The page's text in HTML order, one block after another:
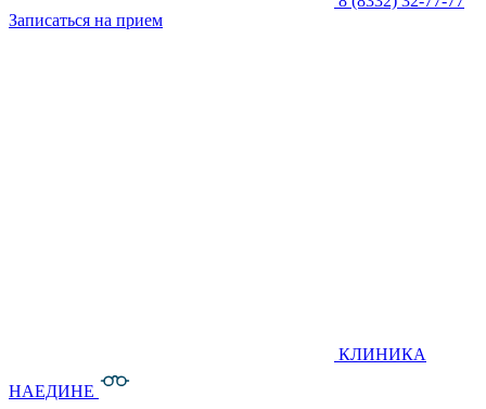
Записаться на прием
КЛИНИКА
НАЕДИНЕ